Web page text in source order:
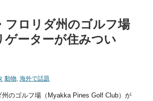
フロリダ州のゴルフ場
ゲーターが住みつい
動物, 海外で話題
州のゴルフ場（Myakka Pines Golf Club）が